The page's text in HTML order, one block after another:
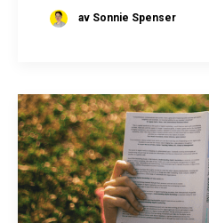
av Sonnie Spenser